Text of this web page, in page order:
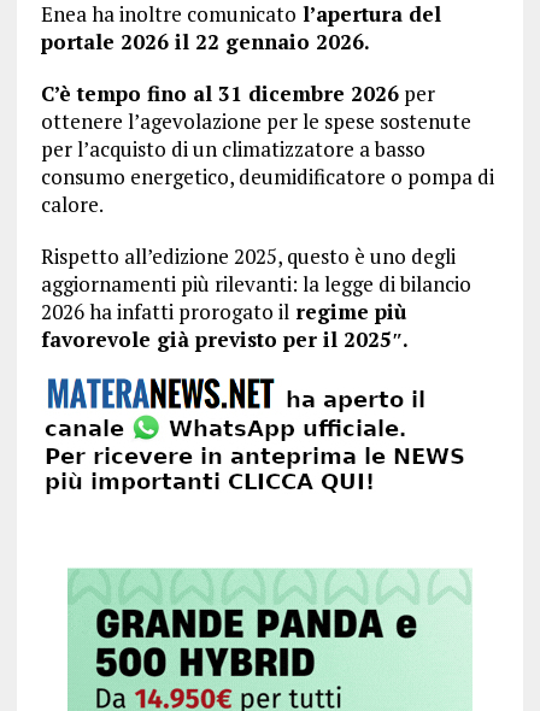
Enea ha inoltre comunicato l’apertura del
portale 2026 il 22 gennaio 2026.
C’è tempo fino al 31 dicembre 2026per
ottenere l’agevolazione per le spese sostenute
per l’acquisto di un climatizzatore a basso
consumo energetico, deumidificatore o pompa di
calore.
Rispetto all’edizione 2025, questo è uno degli
aggiornamenti più rilevanti: la legge di bilancio
2026 ha infatti prorogato ilregime più
favorevole già previsto per il 2025″.